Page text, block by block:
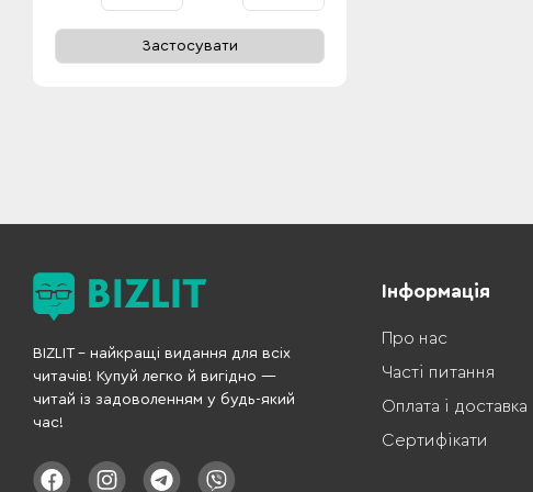
Застосувати
BIZLIT – найкращі видання для всіх
читачів! Купуй легко й вигідно —
читай із задоволенням у будь-який
час!
Інформація
Про нас
Часті питання
Оплата і доставка
Сертифікати